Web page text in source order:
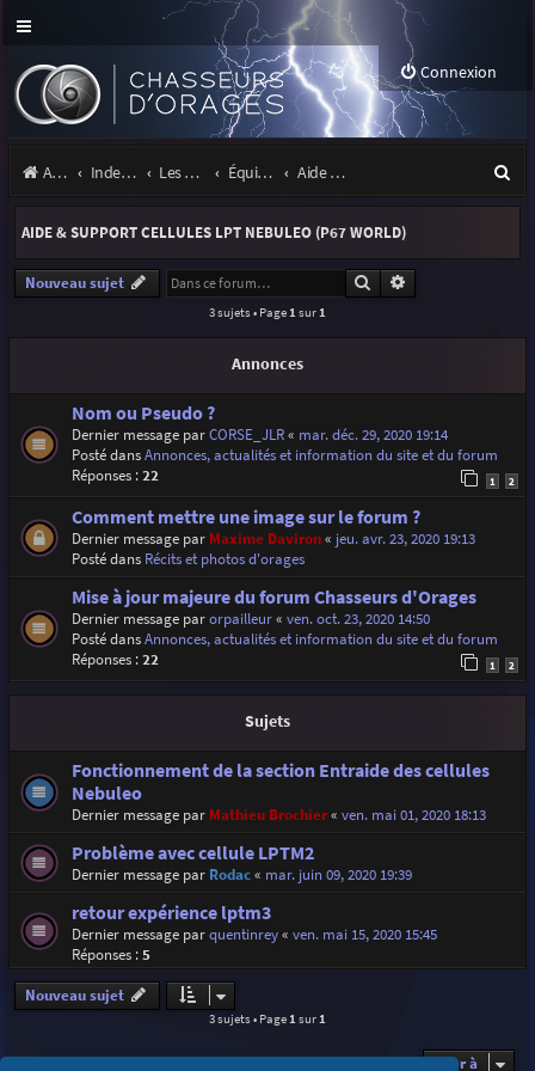
Connexion
Accueil Index du forum Les orages Équipement Aide & support cellules LPT Nebuleo (P67 World)
e
r
AIDE & SUPPORT CELLULES LPT NEBULEO (P67 WORLD)
Nouveau sujet Rechercher
3 sujets • Page 1 sur 1
Annonces
Nom ou Pseudo ?
Dernier message parCORSE_JLR« mar. déc. 29, 2020 19:14
Posté dansAnnonces, actualités et information du site et du forum
Réponses :22 1 2
Comment mettre une image sur le forum ?
Dernier message par Maxime Daviron« jeu. avr. 23, 2020 19:13
Posté dans Récits et photos d'orages
Mise à jour majeure du forum Chasseurs d'Orages
Dernier message parorpailleur« ven. oct. 23, 2020 14:50
Posté dansAnnonces, actualités et information du site et du forum
Réponses :22 1 2
Sujets
Fonctionnement de la section Entraide des cellules
Nebuleo
Dernier message par Mathieu Brochier« ven. mai 01, 2020 18:13
Problème avec cellule LPTM2
Dernier message par Rodac« mar. juin 09, 2020 19:39
retour expérience lptm3
Dernier message parquentinrey« ven. mai 15, 2020 15:45
Réponses :5
Nouveau sujet
3 sujets • Page1sur1
Aller à